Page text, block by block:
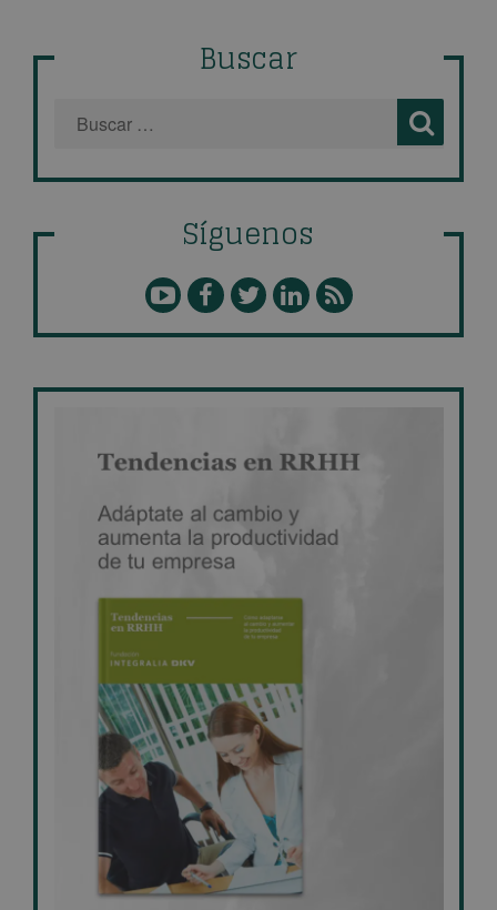
Buscar
Síguenos